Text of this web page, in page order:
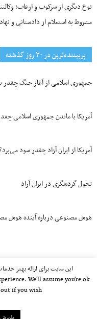
نوع دیگری از سرکوب و ارعاب؛
مشروط به استعلام از دادستانی و
پربیننده‌ترین‌ در ۳۰ روز گذشته
جمهوری اسلامی از آغاز جنگ چقدر
آمریکا با ماندن جمهوری اسلامی
آمریکا از ایران آزاد چقدر سود
تحول گردشگری در ایران آزاد
هوش مصنوعی درباره آینده هوش
این سایت برای ارائه بهتر
We'll assume you're ok
if you wish.